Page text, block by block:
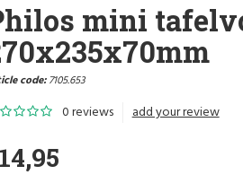
mini
code:7105.653
0 reviews add your review